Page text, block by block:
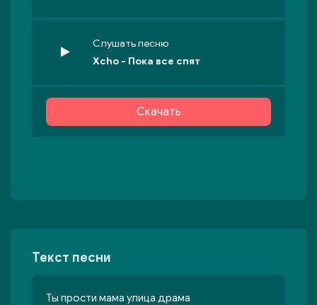
Слушать песню
Xcho - Пока все спят
Скачать
Текст песни
Ты прости мама улица драма